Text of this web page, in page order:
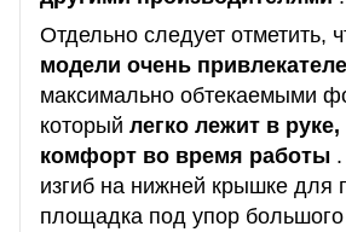
Отдельно следует отметить,
модели очень
максимально обтекаемыми
который легко лежит в
комфорт во время работы .
изгиб на нижней крышке для
площадка под упор